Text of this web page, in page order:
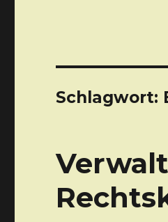
Schlagwort: